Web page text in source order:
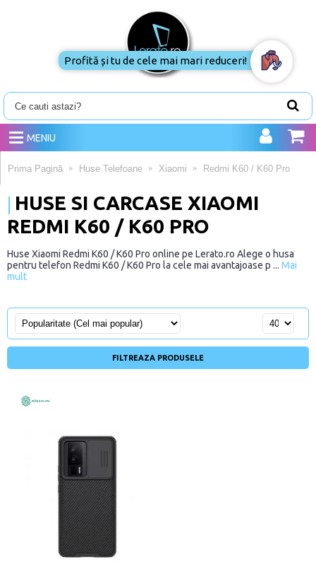
MENIU
Prima Pagină Huse Telefoane Xiaomi Redmi K60 / K60 Pro
HUSE SI CARCASE XIAOMI
REDMI K60 / K60 PRO
Huse Xiaomi Redmi K60 / K60 Pro online pe Lerato.ro Alege o husa
pentru telefon Redmi K60 / K60 Pro la cele mai avantajoase p ... Mai
mult
FILTREAZA PRODUSELE
Profită și tu de cele mai mari reduceri!